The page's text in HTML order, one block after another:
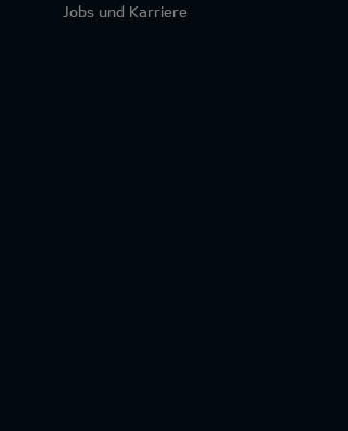
Jobs und Karriere